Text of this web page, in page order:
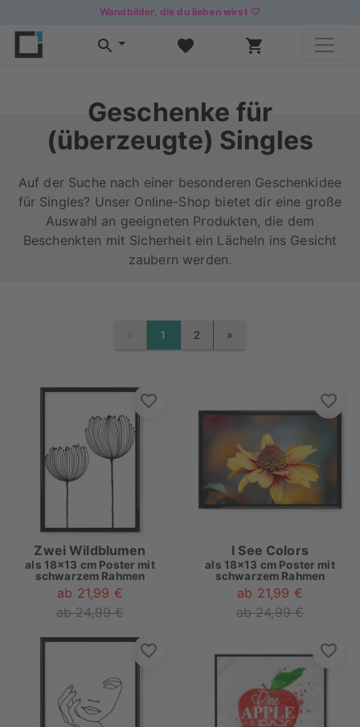
Wandbilder, die du lieben wirst 🤍
Geschenke für
(überzeugte) Singles
Auf der Suche nach einer besonderen Geschenkidee
für Singles? Unser Online-Shop bietet dir eine große
Auswahl an geeigneten Produkten, die dem
Beschenkten mit Sicherheit ein Lächeln ins Gesicht
zaubern werden.
PREVIOUS
1 2 »
Zwei Wildblumen
als 18x13 cm Poster mit
schwarzem Rahmen
ab 21,99 €
ab 24,99 €
I See Colors
als 18x13 cm Poster mit
schwarzem Rahmen
ab 21,99 €
ab 24,99 €